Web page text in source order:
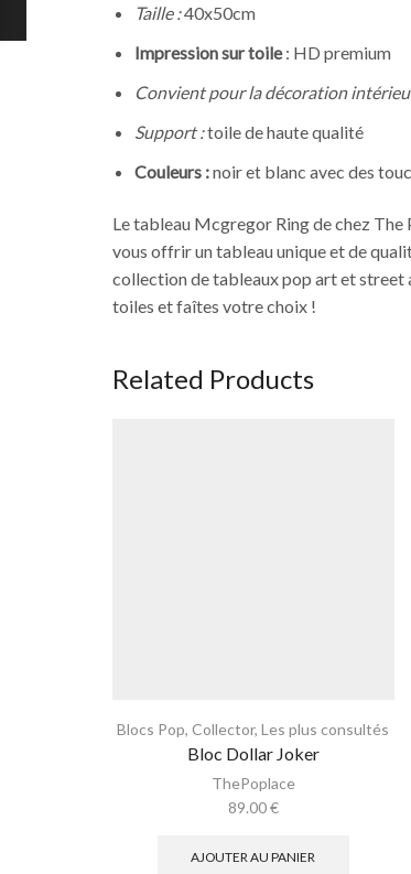
Taille :40x50cm
Impression sur toile: HD premium
Convient pour la décoration
Support :toile de haute qualité
Couleurs :noir et blanc avec des
Le tableau Mcgregor Ring de chez
vous offrir un tableau unique et de
collection de tableaux pop art et street
toiles et faîtes votre choix !
Related Products
Blocs Pop,Collector,Les plus consultés
Bloc Dollar Joker
ThePoplace
89.00€
AJOUTER AU PANIER